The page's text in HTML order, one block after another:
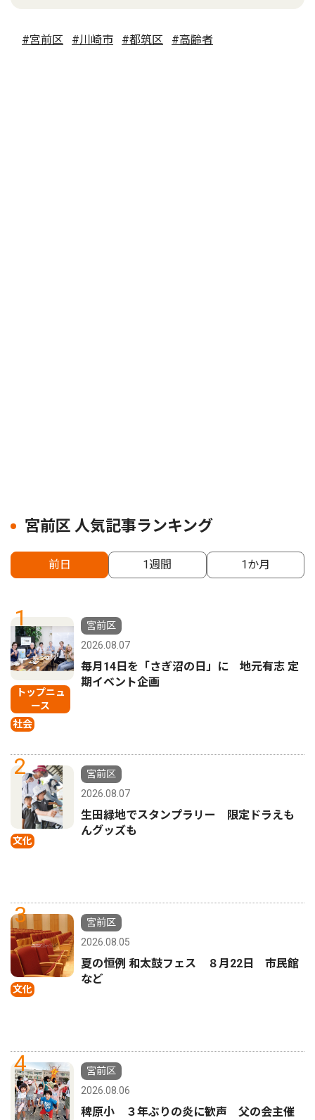
#宮前区 #川崎市 #都筑区 #高齢者
宮前区 人気記事ランキング
前日 1週間 1か月
1
トップニュ
ース
社会
宮前区
2026.08.07
毎月14日を「さぎ沼の日」に 地元有志 定
期イベント企画
2
文化
宮前区
2026.08.07
生田緑地でスタンプラリー 限定ドラえも
んグッズも
3
文化
宮前区
2026.08.05
夏の恒例 和太鼓フェス ８月22日 市民館
など
4
宮前区
2026.08.06
稗原小 ３年ぶりの炎に歓声 父の会主催